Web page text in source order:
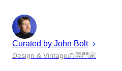
Curated by John Bolt
Design & Vintageの専門家